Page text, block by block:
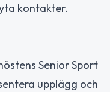
kontakter.
Senior Sport
upplägg och